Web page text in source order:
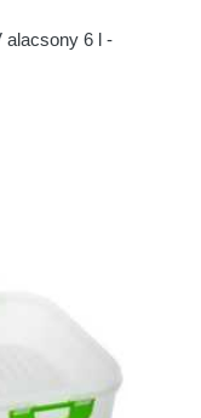
alacsony 6 l -